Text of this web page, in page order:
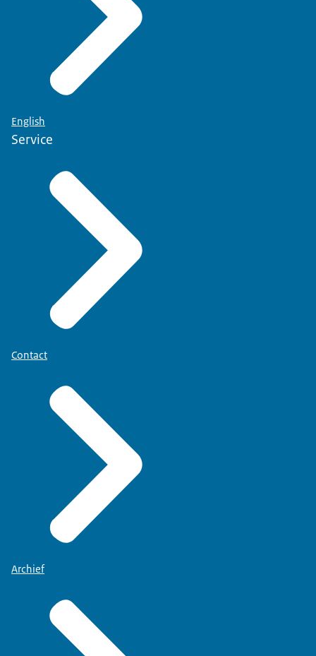
English
Service
Contact
Archief